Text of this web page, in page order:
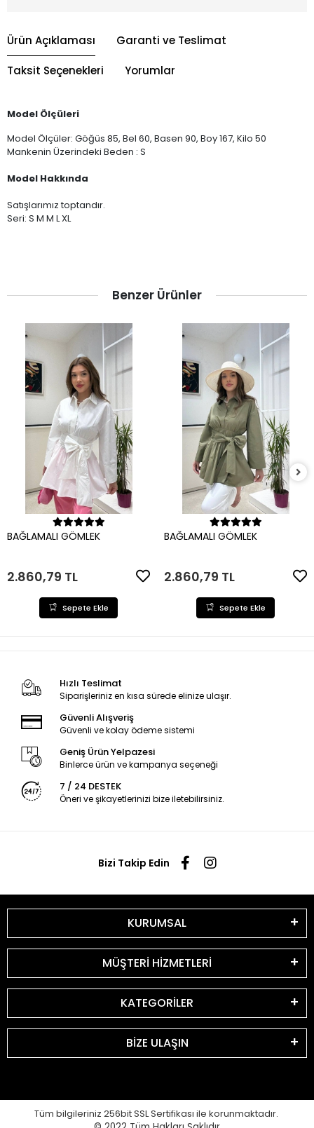
Ürün Açıklaması Garanti ve Teslimat
Taksit Seçenekleri Yorumlar
Model Ölçüleri
Model Ölçüler: Göğüs 85, Bel 60, Basen 90, Boy 167, Kilo 50
Mankenin Üzerindeki Beden : S
Model Hakkında
Satışlarımız toptandır.
Seri: S M M L XL
Benzer Ürünler
Sepete Ekle
BAĞLAMALI GÖMLEK
2.860,79 TL
Sepete Ekle
Sepete Ekle
BAĞLAMALI GÖMLEK
2.860,79 TL
Sepete Ekle
Hızlı Teslimat
Siparişleriniz en kısa sürede elinize ulaşır.
Güvenli Alışveriş
Güvenli ve kolay ödeme sistemi
Geniş Ürün Yelpazesi
Binlerce ürün ve kampanya seçeneği
7 / 24 DESTEK
Öneri ve şikayetlerinizi bize iletebilirsiniz.
Bizi Takip Edin
KURUMSAL
MÜŞTERİ HİZMETLERİ
KATEGORİLER
BİZE ULAŞIN
Tüm bilgileriniz 256bit SSL Sertifikası ile korunmaktadır.